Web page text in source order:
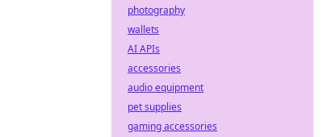
photography
wallets
AI APIs
accessories
audio equipment
pet supplies
gaming accessories